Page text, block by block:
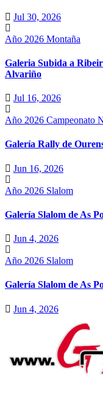
Jul 30, 2026
Año 2026 Montaña
Galeria Subida a
Alvariño
Jul 16, 2026
Año 2026 Campeonato
Galería Rally de
Jun 16, 2026
Año 2026 Slalom
Galería Slalom de As
Jun 4, 2026
Año 2026 Slalom
Galería Slalom de As
Jun 4, 2026